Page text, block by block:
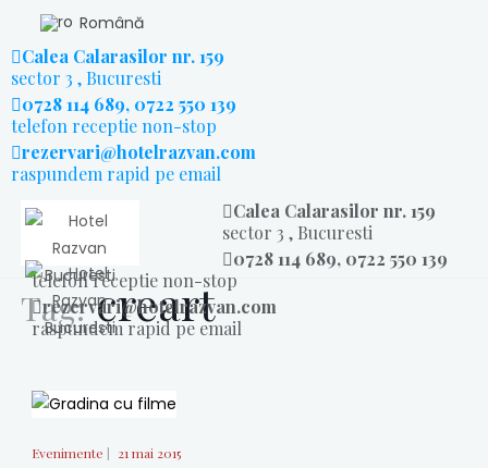
Română
Calea Calarasilor nr. 159
sector 3 , Bucuresti
0728 114 689, 0722 550 139
telefon receptie non-stop
rezervari@hotelrazvan.com
raspundem rapid pe email
Calea Calarasilor nr. 159
sector 3 , Bucuresti
0728 114 689, 0722 550 139
telefon receptie non-stop
rezervari@hotelrazvan.com
raspundem rapid pe email
Tag:creart
Evenimente | 21 mai 2015